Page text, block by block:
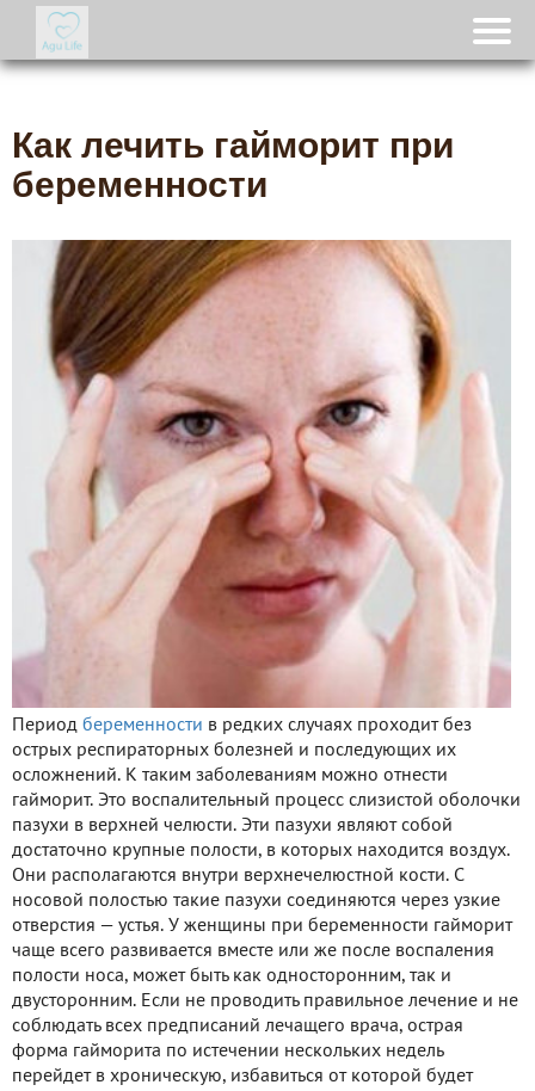
Как лечить гайморит при
беременности
Период беременности в редких случаях проходит без
острых респираторных болезней и последующих их
осложнений. К таким заболеваниям можно отнести
гайморит. Это воспалительный процесс слизистой оболочки
пазухи в верхней челюсти. Эти пазухи являют собой
достаточно крупные полости, в которых находится воздух.
Они располагаются внутри верхнечелюстной кости. С
носовой полостью такие пазухи соединяются через узкие
отверстия — устья. У женщины при беременности гайморит
чаще всего развивается вместе или же после воспаления
полости носа, может быть как односторонним, так и
двусторонним. Если не проводить правильное лечение и не
соблюдать всех предписаний лечащего врача, острая
форма гайморита по истечении нескольких недель
перейдет в хроническую, избавиться от которой будет